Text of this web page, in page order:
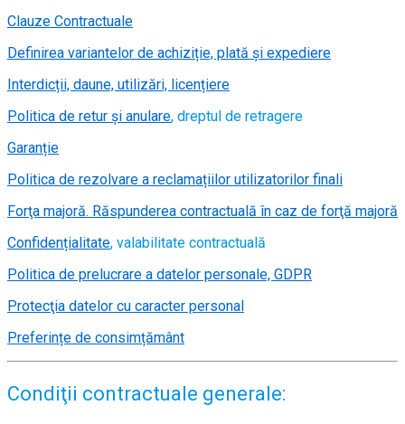
Clauze Contractuale
Definirea variantelor de achiziție, plată și expediere
Interdicții, daune, utilizări, licențiere
Politica de retur și anulare, dreptul de retragere
Garanție
Politica de rezolvare a reclamațiilor utilizatorilor finali
Forţa majoră. Răspunderea contractuală în caz de forţă majoră
Confidențialitate, valabilitate contractuală
Politica de prelucrare a datelor personale, GDPR
Protecţia datelor cu caracter personal
Preferințe de consimțământ
Condiţii contractuale generale: